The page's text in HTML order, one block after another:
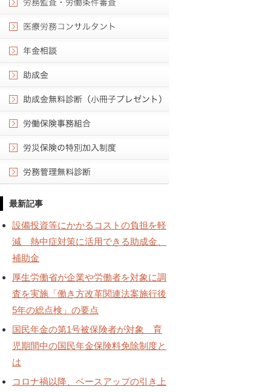
最新記事
設備投資等にかかるコストの負担を軽
減 熱中症対策に活用できる助成金、
補助金
厚生労働省が企業や労働者を対象に調
査を実施「働き方改革関連法案施行後
5年の総点検」の要点
国民年金の第1号被保険者が対象 育
児期間中の国民年金保険料免除制度と
は
コロナ禍以降、ベースアップの引き上